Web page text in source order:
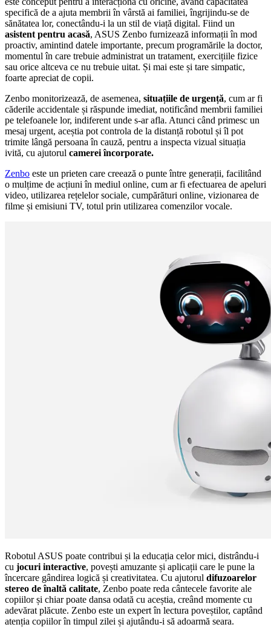
specifică de a ajuta membrii în vârstă ai familiei, îngrijindu-se de
sănătatea lor, conectându-i la un stil de viață digital. Fiind un
asistent pentru acasă, ASUS Zenbo furnizează informații în mod
proactiv, amintind datele importante, precum programările la doctor,
momentul în care trebuie administrat un tratament, exercițiile fizice
sau orice altceva ce nu trebuie uitat. Și mai este și tare simpatic,
foarte apreciat de copii.
Zenbo monitorizează, de asemenea, situațiile de urgență, cum ar fi
căderile accidentale și răspunde imediat, notificând membrii familiei
pe telefoanele lor, indiferent unde s-ar afla. Atunci când primesc un
mesaj urgent, aceștia pot controla de la distanță robotul și îl pot
trimite lângă persoana în cauză, pentru a inspecta vizual situația
ivită, cu ajutorul camerei încorporate.
Zenbo este un prieten care creează o punte între generații, facilitând
o mulțime de acțiuni în mediul online, cum ar fi efectuarea de apeluri
video, utilizarea rețelelor sociale, cumpărături online, vizionarea de
filme și emisiuni TV, totul prin utilizarea comenzilor vocale.
Robotul ASUS poate contribui și la educația celor mici, distrându-i
cu jocuri interactive, povești amuzante și aplicații care le pune la
încercare gândirea logică și creativitatea. Cu ajutorul difuzoarelor
stereo de înaltă calitate, Zenbo poate reda cântecele favorite ale
copiilor și chiar poate dansa odată cu aceștia, creând momente cu
adevărat plăcute. Zenbo este un expert în lectura poveștilor, captând
atenția copiilor în timpul zilei și ajutându-i să adoarmă seara.